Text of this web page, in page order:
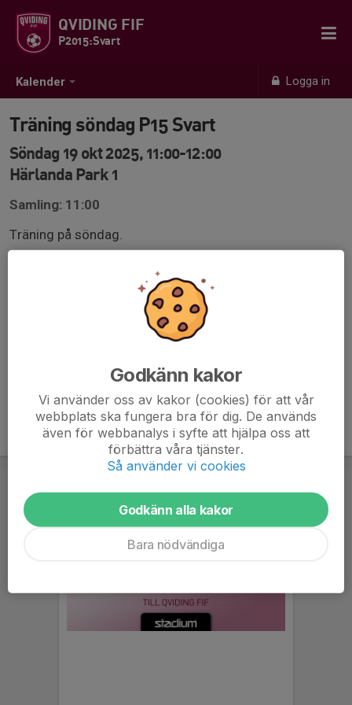
Kalender Logga in
QVIDING FIF
P2015:Svart
Träning söndag P15 Svart
Söndag 19 okt 2025, 11:00-12:00
Härlanda Park 1
Samling: 11:00
Träning på söndag.
Godkänn kakor
Vi använder oss av kakor (cookies) för att vår
webbplats ska fungera bra för dig. De används
även för webbanalys i syfte att hjälpa oss att
förbättra våra tjänster.
Så använder vi cookies
Godkänn alla kakor
Bara nödvändiga